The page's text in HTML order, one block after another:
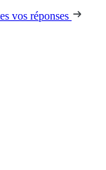
vos réponses